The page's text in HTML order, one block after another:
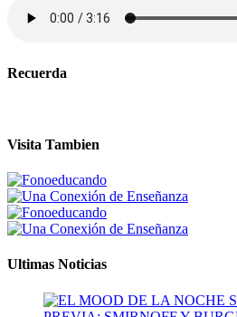
Recuerda
Visita Tambien
Ultimas Noticias